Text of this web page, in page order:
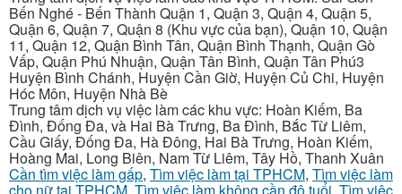
Bến Nghé - Bến Thành Quận 1, Quận 3, Quận 4, Quận 5,
Quận 6, Quận 7, Quận 8 (Khu vực của bạn), Quận 10, Quận
11, Quận 12, Quận Bình Tân, Quận Bình Thạnh, Quận Gò
Vấp, Quận Phú Nhuận, Quận Tân Bình, Quận Tân Phú3
Huyện Bình Chánh, Huyện Cần Giờ, Huyện Củ Chi, Huyện
Hóc Môn, Huyện Nhà Bè
Trung tâm dịch vụ việc làm các khu vực: Hoàn Kiếm, Ba
Đình, Đống Đa, và Hai Bà Trưng, Ba Đình, Bắc Từ Liêm,
Cầu Giấy, Đống Đa, Hà Đông, Hai Bà Trưng, Hoàn Kiếm,
Hoàng Mai, Long Biên, Nam Từ Liêm, Tây Hồ, Thanh Xuân
Cần tìm việc làm gấp, Tìm việc làm tại TPHCM, Tìm việc làm
cho nữ tại TPHCM, Tìm việc làm không cần độ tuổi, Tìm việc